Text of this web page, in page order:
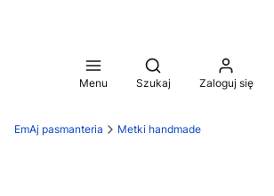
Menu
Otwórz wyszukiwarkę
Szukaj Zaloguj się
EmAj pasmanteria Metki handmade